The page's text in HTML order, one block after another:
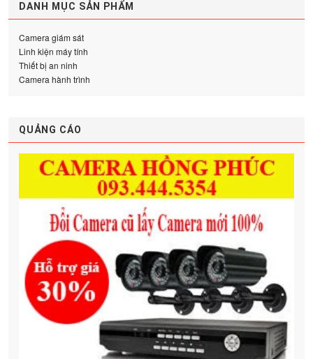
DANH MỤC SẢN PHẨM
Camera giám sát
Linh kiện máy tính
Thiết bị an ninh
Camera hành trình
QUẢNG CÁO